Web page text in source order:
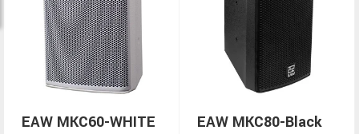
EAW MKC60-WHITE EAW MKC80-Black